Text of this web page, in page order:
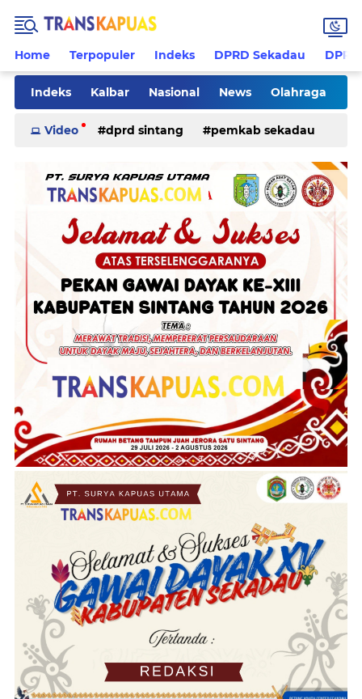
Home Terpopuler Indeks DPRD Sekadau
Indeks Kalbar Nasional News Olahraga
Pilkades Rohani Sanggau Sekadau
kriminal
Video dprd sintang pemkab sekadau